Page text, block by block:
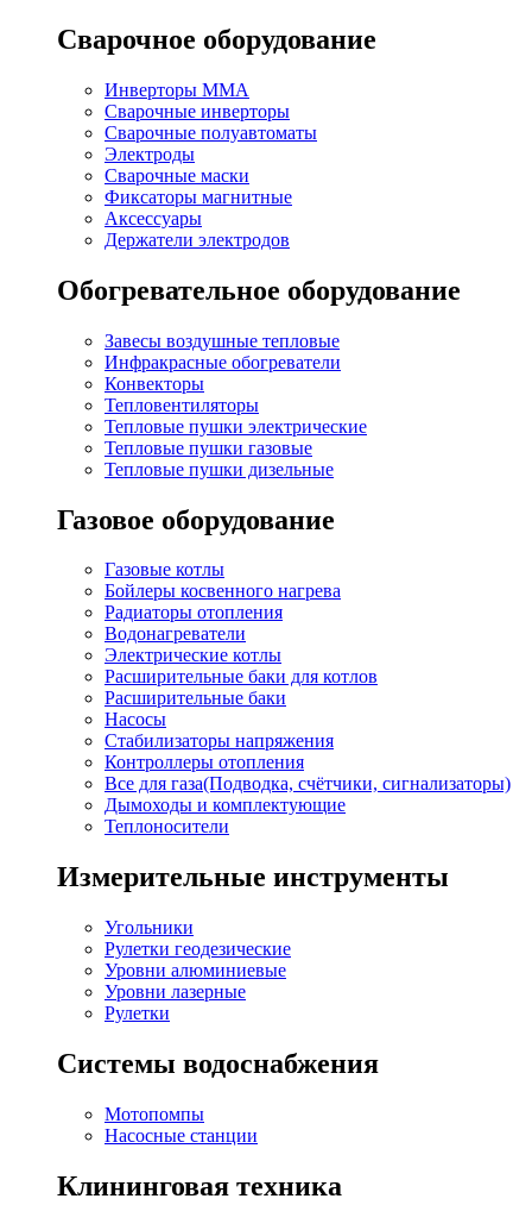
Сварочное оборудование
Инверторы MMA
Сварочные инверторы
Сварочные полуавтоматы
Электроды
Сварочные маски
Фиксаторы магнитные
Аксессуары
Держатели электродов
Обогревательное оборудование
Завесы воздушные тепловые
Инфракрасные обогреватели
Конвекторы
Тепловентиляторы
Тепловые пушки электрические
Тепловые пушки газовые
Тепловые пушки дизельные
Газовое оборудование
Газовые котлы
Бойлеры косвенного нагрева
Радиаторы отопления
Водонагреватели
Электрические котлы
Расширительные баки для котлов
Расширительные баки
Насосы
Стабилизаторы напряжения
Контроллеры отопления
Все для газа(Подводка, счётчики, сигнализаторы)
Дымоходы и комплектующие
Теплоносители
Измерительные инструменты
Угольники
Рулетки геодезические
Уровни алюминиевые
Уровни лазерные
Рулетки
Системы водоснабжения
Мотопомпы
Насосные станции
Клининговая техника